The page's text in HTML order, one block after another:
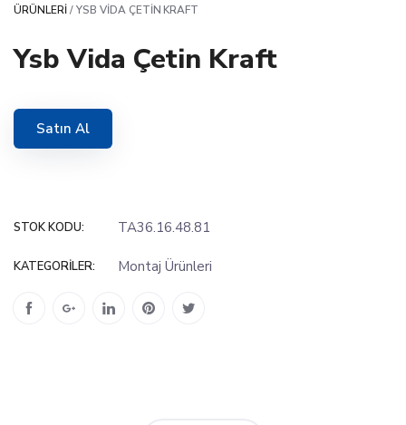
ÜRÜNLERI/ YSB VIDA ÇETIN KRAFT
Ysb Vida Çetin Kraft
Satın Al
STOK KODU: TA36.16.48.81
KATEGORILER: Montaj Ürünleri